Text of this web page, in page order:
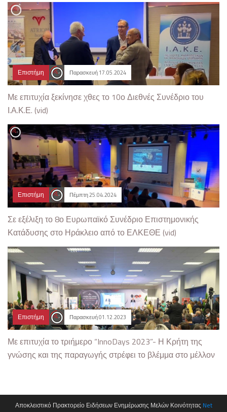
Επιστήμη Παρασκευή 17.05.2024
Με επιτυχία ξεκίνησε χθες το 10ο Διεθνές Συνέδριο του
Ι.Α.Κ.Ε. (vid)
Επιστήμη Πέμπτη 25.04.2024
Σε εξέλιξη το 8ο Ευρωπαϊκό Συνέδριο Επιστημονικής
Κατάδυσης στο Ηράκλειο από το ΕΛΚΕΘΕ (vid)
Επιστήμη Παρασκευή 01.12.2023
Με επιτυχία το τριήμερο “InnoDays 2023”- Η Κρήτη της
γνώσης και της παραγωγής στρέφει το βλέμμα στο μέλλον
Αποκλειστικό Πρακτορείο Ειδήσεων Ενημέρωσης Μελών Κοινότητας Net